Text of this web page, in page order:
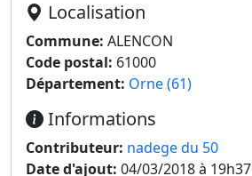
Localisation
Commune: ALENCON
Code postal: 61000
Département: Orne (61)
Informations
Contributeur: nadege du 50
Date d'ajout: 04/03/2018 à 19h37